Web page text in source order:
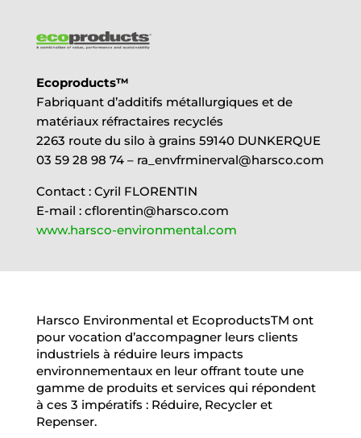
Ecoproducts™
Fabriquant d’additifs métallurgiques et de
matériaux réfractaires recyclés
2263 route du silo à grains 59140 DUNKERQUE
03 59 28 98 74 – ra_envfrminerval@harsco.com
Contact : Cyril FLORENTIN
E-mail : cflorentin@harsco.com
www.harsco-environmental.com
Harsco Environmental et EcoproductsTM ont
pour vocation d’accompagner leurs clients
industriels à réduire leurs impacts
environnementaux en leur offrant toute une
gamme de produits et services qui répondent
à ces 3 impératifs : Réduire, Recycler et
Repenser.